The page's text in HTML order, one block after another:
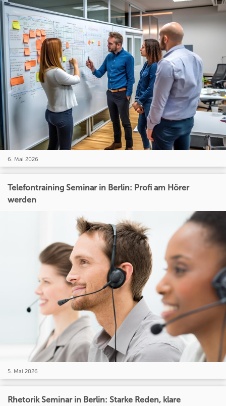
6. Mai 2026
Telefontraining Seminar in Berlin: Profi am Hörer
werden
5. Mai 2026
Rhetorik Seminar in Berlin: Starke Reden, klare